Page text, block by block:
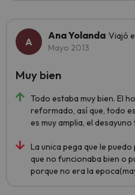
Ana Yolanda Viajó
Mayo 2013
Todo estaba muy bien. El
reformado, así que, todo
es muy amplia, el
La unica pega que le
que no funcionaba bien o
porque no era la
Muy bien